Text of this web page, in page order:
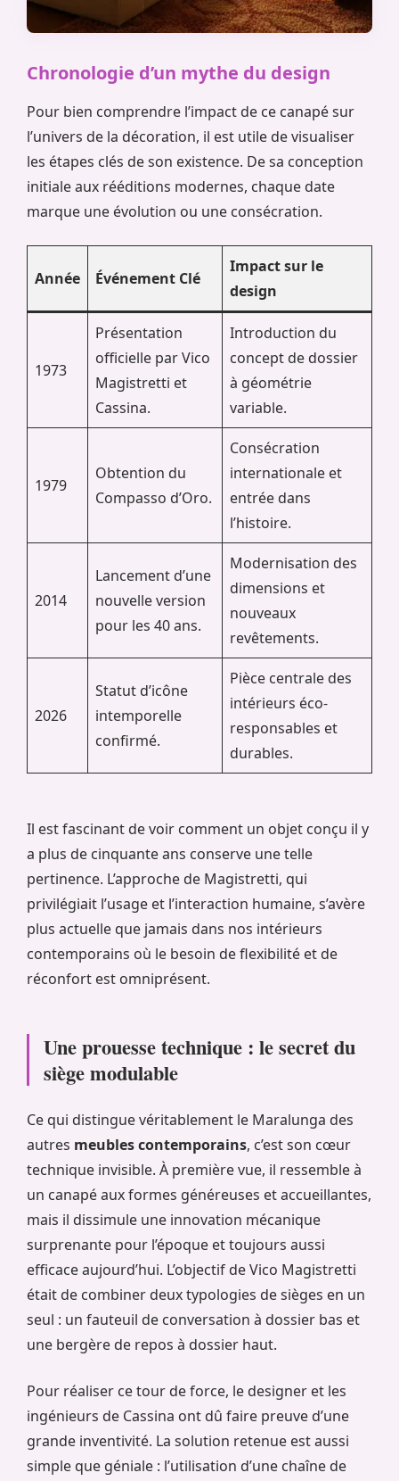
Chronologie d’un mythe du design
Pour bien comprendre l’impact de ce canapé sur
l’univers de la décoration, il est utile de visualiser
les étapes clés de son existence. De sa conception
initiale aux rééditions modernes, chaque date
marque une évolution ou une consécration.
Année Événement Clé
Impact sur le
design
1973
Présentation
officielle par Vico
Magistretti et
Cassina.
Introduction du
concept de dossier
à géométrie
variable.
1979
Obtention du
Compasso d’Oro.
Consécration
internationale et
entrée dans
l’histoire.
2014
Lancement d’une
nouvelle version
pour les 40 ans.
Modernisation des
dimensions et
nouveaux
revêtements.
2026
Statut d’icône
intemporelle
confirmé.
Pièce centrale des
intérieurs éco-
responsables et
durables.
Il est fascinant de voir comment un objet conçu il y
a plus de cinquante ans conserve une telle
pertinence. L’approche de Magistretti, qui
privilégiait l’usage et l’interaction humaine, s’avère
plus actuelle que jamais dans nos intérieurs
contemporains où le besoin de flexibilité et de
réconfort est omniprésent.
Une prouesse technique : le secret du
siège modulable
Ce qui distingue véritablement le Maralunga des
autres meubles contemporains, c’est son cœur
technique invisible. À première vue, il ressemble à
un canapé aux formes généreuses et accueillantes,
mais il dissimule une innovation mécanique
surprenante pour l’époque et toujours aussi
efficace aujourd’hui. L’objectif de Vico Magistretti
était de combiner deux typologies de sièges en un
seul : un fauteuil de conversation à dossier bas et
une bergère de repos à dossier haut.
Pour réaliser ce tour de force, le designer et les
ingénieurs de Cassina ont dû faire preuve d’une
grande inventivité. La solution retenue est aussi
simple que géniale : l’utilisation d’une chaîne de